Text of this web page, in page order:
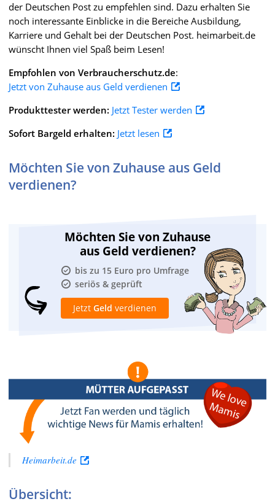
der Deutschen Post zu empfehlen sind. Dazu erhalten Sie
noch interessante Einblicke in die Bereiche Ausbildung,
Karriere und Gehalt bei der Deutschen Post. heimarbeit.de
wünscht Ihnen viel Spaß beim Lesen!
Empfohlen von Verbraucherschutz.de:
Jetzt von Zuhause aus Geld verdienen
Produkttester werden: Jetzt Tester werden
Sofort Bargeld erhalten: Jetzt lesen
Möchten Sie von Zuhause aus Geld
verdienen?
Möchten Sie von Zuhause
aus Geld verdienen?
bis zu 15 Euro pro Umfrage
seriös & geprüft
Jetzt Geld verdienen
Heimarbeit.de
Übersicht: